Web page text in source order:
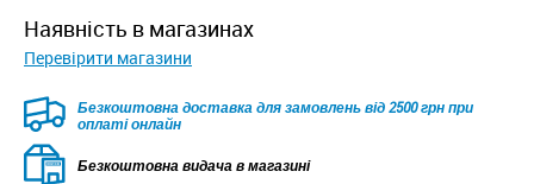
наявність в магазинах
Перевірити магазини
Безкоштовна доставка для замовлень від 2500 грн при
оплаті онлайн
Безкоштовна видача в магазині